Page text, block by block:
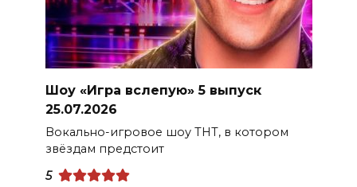
Шоу «Игра вслепую» 5 выпуск
25.07.2026
Вокально-игровое шоу ТНТ, в котором
звёздам предстоит
5